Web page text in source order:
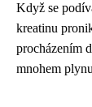
Když se
kreatinu
procházením
mnohem